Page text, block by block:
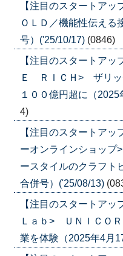
【注目のスタートア
ＯＬＤ／機能性伝える
号）('25/10/17) (0846)
【注目のスタートア
Ｅ ＲＩＣＨ> ザリッ
１００億円超に（
4)
【注目のスタートア
ーオンラインショッ
ースタイルのクラフト
合併号）('25/08/13)
【注目のスタートア
Ｌａｂ> ＵＮＩＣＯ
業を体験（2025年4月